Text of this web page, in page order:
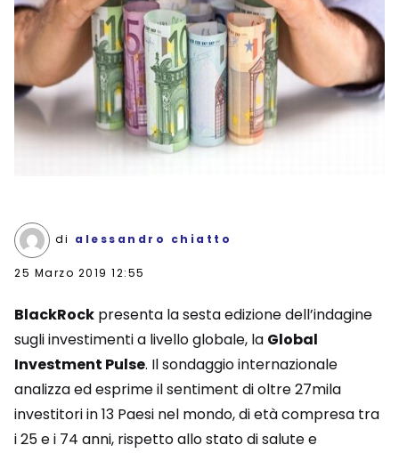
di alessandro chiatto
25 Marzo 2019 12:55
BlackRock presenta la sesta edizione dell’indagine
sugli investimenti a livello globale, la Global
Investment Pulse. Il sondaggio internazionale
analizza ed esprime il sentiment di oltre 27mila
investitori in 13 Paesi nel mondo, di età compresa tra
i 25 e i 74 anni, rispetto allo stato di salute e